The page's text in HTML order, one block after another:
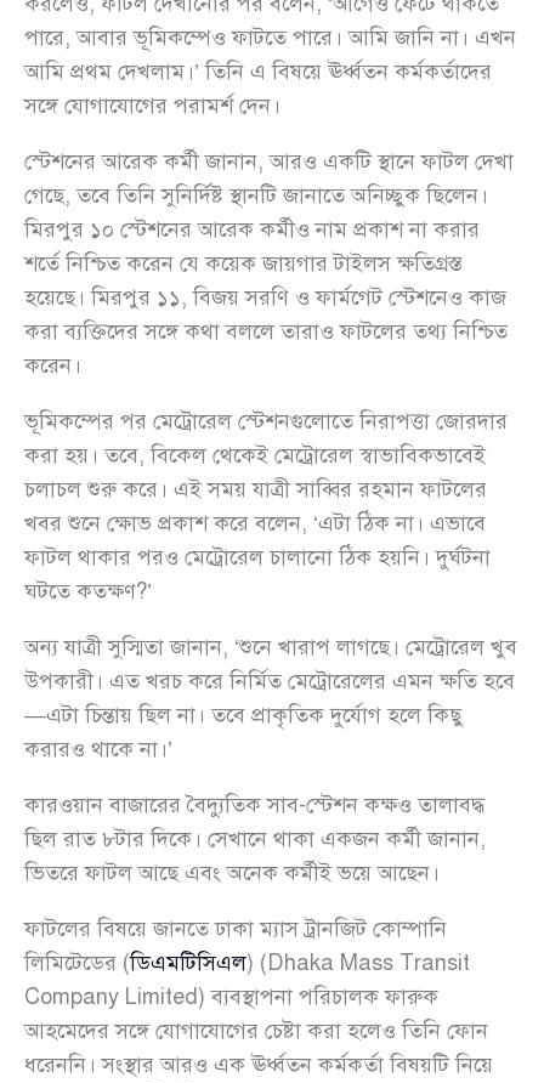
পারে, আবার ভূমিকম্পেও ফাটতে পারে। আমি জানি না। এখন
আমি প্রথম দেখলাম।’ তিনি এ বিষয়ে ঊর্ধ্বতন কর্মকর্তাদের
সঙ্গে যোগাযোগের পরামর্শ দেন।
স্টেশনের আরেক কর্মী জানান, আরও একটি স্থানে ফাটল দেখা
গেছে, তবে তিনি সুনির্দিষ্ট স্থানটি জানাতে অনিচ্ছুক ছিলেন।
মিরপুর ১০ স্টেশনের আরেক কর্মীও নাম প্রকাশ না করার
শর্তে নিশ্চিত করেন যে কয়েক জায়গার টাইলস ক্ষতিগ্রস্ত
হয়েছে। মিরপুর ১১, বিজয় সরণি ও ফার্মগেট স্টেশনেও কাজ
করা ব্যক্তিদের সঙ্গে কথা বললে তারাও ফাটলের তথ্য নিশ্চিত
করেন।
ভূমিকম্পের পর মেট্রোরেল স্টেশনগুলোতে নিরাপত্তা জোরদার
করা হয়। তবে, বিকেল থেকেই মেট্রোরেল স্বাভাবিকভাবেই
চলাচল শুরু করে। এই সময় যাত্রী সাব্বির রহমান ফাটলের
খবর শুনে ক্ষোভ প্রকাশ করে বলেন, ‘এটা ঠিক না। এভাবে
ফাটল থাকার পরও মেট্রোরেল চালানো ঠিক হয়নি। দুর্ঘটনা
ঘটতে কতক্ষণ?’
অন্য যাত্রী সুস্মিতা জানান, ‘শুনে খারাপ লাগছে। মেট্রোরেল খুব
উপকারী। এত খরচ করে নির্মিত মেট্রোরেলের এমন ক্ষতি হবে
—এটা চিন্তায় ছিল না। তবে প্রাকৃতিক দুর্যোগ হলে কিছু
করারও থাকে না।’
কারওয়ান বাজারের বৈদ্যুতিক সাব-স্টেশন কক্ষও তালাবদ্ধ
ছিল রাত ৮টার দিকে। সেখানে থাকা একজন কর্মী জানান,
ভিতরে ফাটল আছে এবং অনেক কর্মীই ভয়ে আছেন।
ফাটলের বিষয়ে জানতে ঢাকা ম্যাস ট্রানজিট কোম্পানি
লিমিটেডের (ডিএমটিসিএল) (Dhaka Mass Transit
Company Limited) ব্যবস্থাপনা পরিচালক ফারুক
আহমেদের সঙ্গে যোগাযোগের চেষ্টা করা হলেও তিনি ফোন
ধরেননি। সংস্থার আরও এক ঊর্ধ্বতন কর্মকর্তা বিষয়টি নিয়ে